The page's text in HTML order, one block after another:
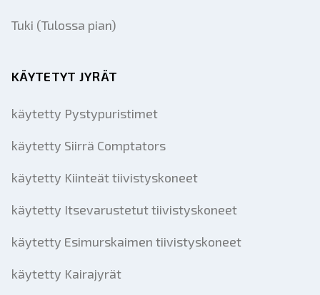
Tuki (Tulossa pian)
KÄYTETYT JYRÄT
käytetty Pystypuristimet
käytetty Siirrä Comptators
käytetty Kiinteät tiivistyskoneet
käytetty Itsevarustetut tiivistyskoneet
käytetty Esimurskaimen tiivistyskoneet
käytetty Kairajyrät